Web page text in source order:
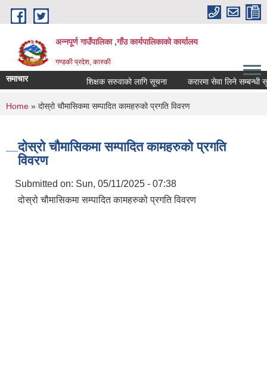
Skip to main content
अन्नपूर्ण गाउँपालिका ,गाँउ कार्यपालिकाको कार्यालय
गण्डकी प्रदेश, कास्की
समाचार शिक्षक सरुवाको लागि सूचना करारमा सेवा लिने सम्बन्धी
You are here
Home » दोस्रो चौमासिकमा सम्पादित कामहरुको प्रगति विवरण
दोस्रो चौमासिकमा सम्पादित कामहरुको प्रगति
विवरण
Submitted on: Sun, 05/11/2025 - 07:38
दोस्रो चौमासिकमा सम्पादित कामहरुको प्रगति विवरण